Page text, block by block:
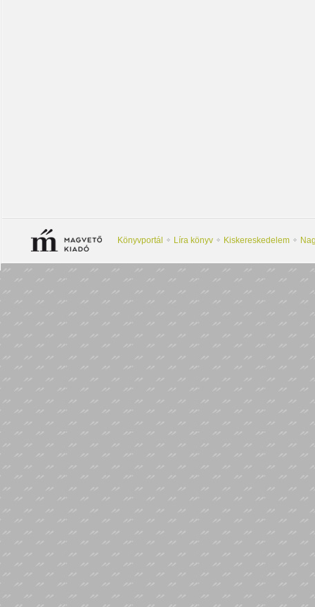
Könyvportál Líra könyv Kiskereskedelem